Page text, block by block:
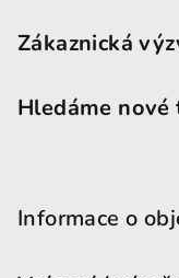
Zákaznická
Hledáme nové
Informace o